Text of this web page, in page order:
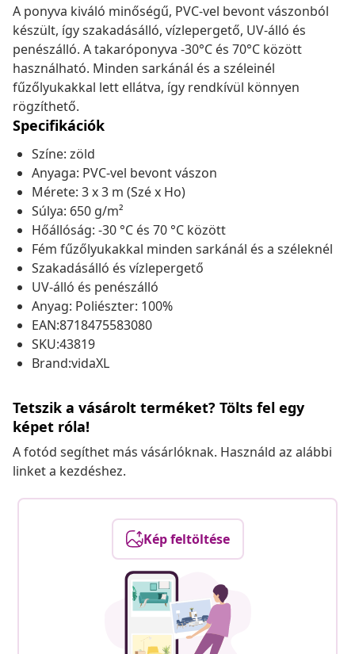
A ponyva kiváló minőségű, PVC-vel bevont vászonból
készült, így szakadásálló, vízlepergető, UV-álló és
penészálló. A takaróponyva -30°C és 70°C között
használható. Minden sarkánál és a széleinél
fűzőlyukakkal lett ellátva, így rendkívül könnyen
rögzíthető.
Specifikációk
Színe: zöld
Anyaga: PVC-vel bevont vászon
Mérete: 3 x 3 m (Szé x Ho)
Súlya: 650 g/m²
Hőállóság: -30 °C és 70 °C között
Fém fűzőlyukakkal minden sarkánál és a széleknél
Szakadásálló és vízlepergető
UV-álló és penészálló
Anyag: Poliészter: 100%
EAN:8718475583080
SKU:43819
Brand:vidaXL
Tetszik a vásárolt terméket? Tölts fel egy
képet róla!
A fotód segíthet más vásárlóknak. Használd az alábbi
linket a kezdéshez.
Kép feltöltése